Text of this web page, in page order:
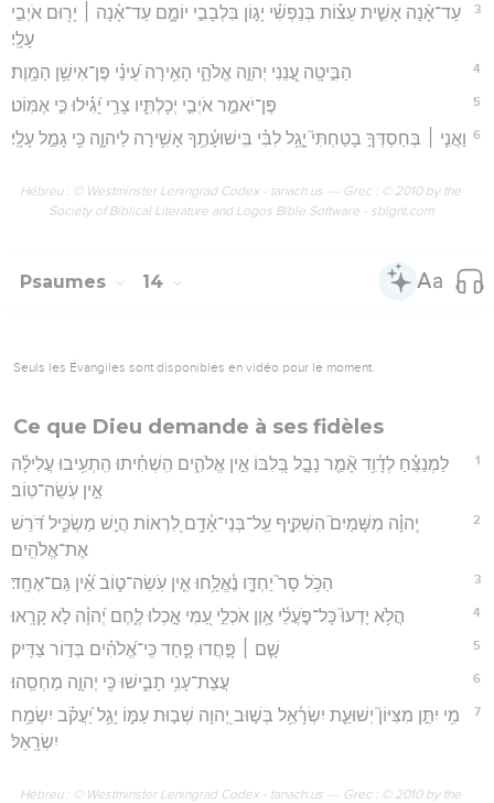
3
עַד־אָ֨נָה אָשִׁ֪ית עֵצ֡וֹת בְּנַפְשִׁ֗י יָג֣וֹן בִּלְבָבִ֣י יוֹמָ֑ם עַד־אָ֓נָה ׀ יָר֖וּם אֹיְבִ֣י
עָלָֽי׃
4 הַבִּ֣יטָֽה עֲ֭נֵנִי יְהוָ֣ה אֱלֹהָ֑י הָאִ֥ירָה עֵ֝ינַ֗י פֶּן־אִישַׁ֥ן הַמָּֽוֶת׃
5 פֶּן־יֹאמַ֣ר אֹיְבִ֣י יְכָלְתִּ֑יו צָרַ֥י יָ֝גִ֗ילוּ כִּ֣י אֶמּֽוֹט׃
6 וַאֲנִ֤י ׀ בְּחַסְדְּךָ֣ בָטַחְתִּי֮ יָ֤גֵ֥ל לִבִּ֗י בִּֽישׁוּעָ֫תֶ֥ךָ אָשִׁ֥ירָה לַיהוָ֑ה כִּ֖י גָמַ֣ל עָלָֽי׃
Hébreu : © Westminster Leningrad Codex - tanach.us --- Grec : © 2010 by the
Society of Biblical Literature and Logos Bible Software - sblgnt.com
Psaumes 14
Seuls les Évangiles sont disponibles en vidéo pour le moment.
Ce que Dieu demande à ses fidèles
1
לַמְנַצֵּ֗חַ לְדָ֫וִ֥ד אָ֘מַ֤ר נָבָ֣ל בְּ֭לִבּוֹ אֵ֣ין אֱלֹהִ֑ים הִֽשְׁחִ֗יתוּ הִֽתְעִ֥יבוּ עֲלִילָ֗ה
אֵ֣ין עֹֽשֵׂה־טֽוֹב׃
2
יְֽהוָ֗ה מִשָּׁמַיִם֮ הִשְׁקִ֪יף עַֽל־בְּנֵי־אָ֫דָ֥ם לִ֭רְאוֹת הֲיֵ֣שׁ מַשְׂכִּ֑יל דֹּ֝רֵשׁ
אֶת־אֱלֹהִֽים׃
3 הַכֹּ֥ל סָר֮ יַחְדָּ֪ו נֶ֫אֱלָ֥חוּ אֵ֤ין עֹֽשֵׂה־ט֑וֹב אֵ֝֗ין גַּם־אֶחָֽד׃
4 הֲלֹ֥א יָדְעוּ֮ כָּל־פֹּ֪עֲלֵ֫י אָ֥וֶן אֹכְלֵ֣י עַ֭מִּי אָ֣כְלוּ לֶ֑חֶם יְ֝הוָ֗ה לֹ֣א קָרָֽאוּ׃
5 שָׁ֤ם ׀ פָּ֣חֲדוּ פָ֑חַד כִּֽי־אֱ֝לֹהִ֗ים בְּד֣וֹר צַדִּֽיק׃
6 עֲצַת־עָנִ֥י תָבִ֑ישׁוּ כִּ֖י יְהוָ֣ה מַחְסֵֽהוּ׃
7
מִ֥י יִתֵּ֣ן מִצִּיּוֹן֮ יְשׁוּעַ֪ת יִשְׂרָ֫אֵ֥ל בְּשׁ֣וּב יְ֭הוָה שְׁב֣וּת עַמּ֑וֹ יָגֵ֥ל יַ֝עֲקֹ֗ב יִשְׂמַ֥ח
יִשְׂרָֽאֵל׃
Hébreu : © Westminster Leningrad Codex - tanach.us --- Grec : © 2010 by the